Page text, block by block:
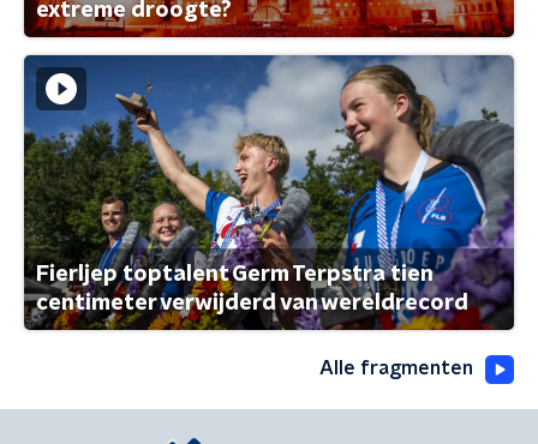
extreme droogte?
Fierljep toptalent Germ Terpstra tien
centimeter verwijderd van wereldrecord
Alle fragmenten